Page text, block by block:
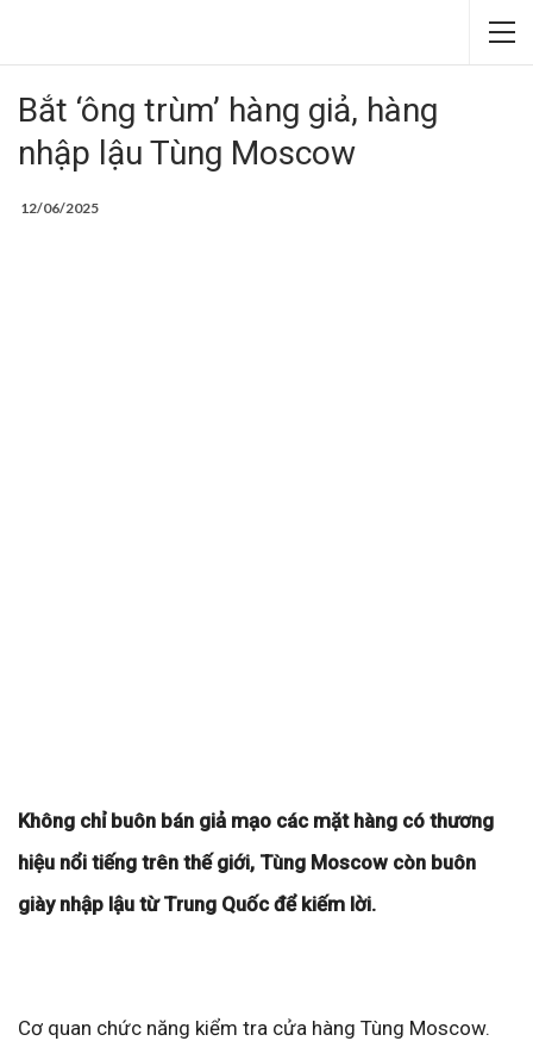
Bắt ‘ông trùm’ hàng giả, hàng
nhập lậu Tùng Moscow
12/06/2025
Không chỉ buôn bán giả mạo các mặt hàng có thương
hiệu nổi tiếng trên thế giới, Tùng Moscow còn buôn
giày nhập lậu từ Trung Quốc để kiếm lời.
Cơ quan chức năng kiểm tra cửa hàng Tùng Moscow.